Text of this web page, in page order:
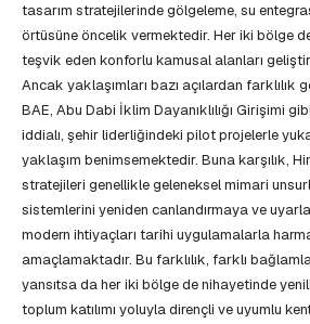
tasarım stratejilerinde gölgeleme, su
örtüsüne öncelik vermektedir. Her iki bölge
teşvik eden konforlu kamusal alanları
Ancak yaklaşımları bazı açılardan farklılık
BAE, Abu Dabi İklim Dayanıklılığı Girişimi
iddialı, şehir liderliğindeki pilot projelerle
yaklaşım benimsemektedir. Buna karşılık,
stratejileri genellikle geleneksel mimari
sistemlerini yeniden canlandırmaya ve
modern ihtiyaçları tarihi uygulamalarla
amaçlamaktadır. Bu farklılık, farklı
yansıtsa da her iki bölge de nihayetinde
toplum katılımı yoluyla dirençli ve uyumlu